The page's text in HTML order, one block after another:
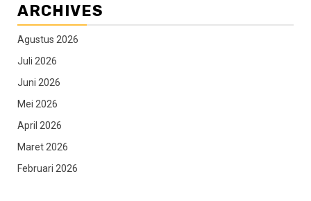
ARCHIVES
Agustus 2026
Juli 2026
Juni 2026
Mei 2026
April 2026
Maret 2026
Februari 2026